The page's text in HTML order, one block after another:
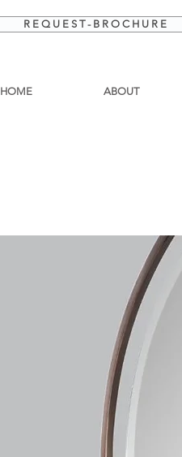
R E Q U E S T - B R O C H U R E
HOME ABOUT